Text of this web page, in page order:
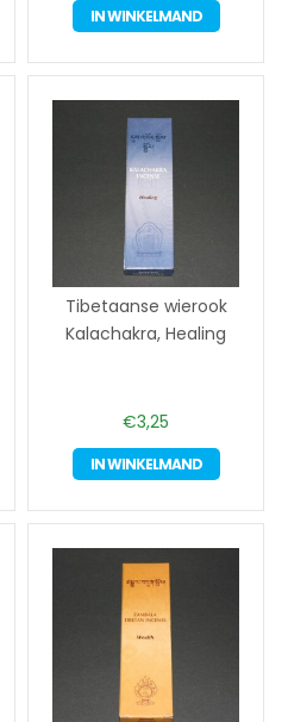
IN WINKELMAND
Tibetaanse wierook
Kalachakra, Healing
€3,25
IN WINKELMAND